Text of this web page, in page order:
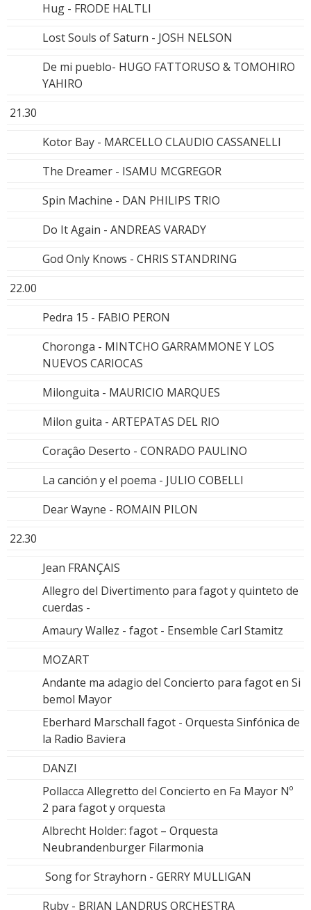
Hug - FRODE HALTLI
Lost Souls of Saturn - JOSH NELSON
De mi pueblo- HUGO FATTORUSO & TOMOHIRO
YAHIRO
21.30
Kotor Bay - MARCELLO CLAUDIO CASSANELLI
The Dreamer - ISAMU MCGREGOR
Spin Machine - DAN PHILIPS TRIO
Do It Again - ANDREAS VARADY
God Only Knows - CHRIS STANDRING
22.00
Pedra 15 - FABIO PERON
Choronga - MINTCHO GARRAMMONE Y LOS
NUEVOS CARIOCAS
Milonguita - MAURICIO MARQUES
Milon guita - ARTEPATAS DEL RIO
Coraçâo Deserto - CONRADO PAULINO
La canción y el poema - JULIO COBELLI
Dear Wayne - ROMAIN PILON
22.30
Jean FRANÇAIS
Allegro del Divertimento para fagot y quinteto de
cuerdas -
Amaury Wallez - fagot - Ensemble Carl Stamitz
MOZART
Andante ma adagio del Concierto para fagot en Si
bemol Mayor
Eberhard Marschall fagot - Orquesta Sinfónica de
la Radio Baviera
DANZI
Pollacca Allegretto del Concierto en Fa Mayor Nº
2 para fagot y orquesta
Albrecht Holder: fagot – Orquesta
Neubrandenburger Filarmonia
Song for Strayhorn - GERRY MULLIGAN
Ruby - BRIAN LANDRUS ORCHESTRA